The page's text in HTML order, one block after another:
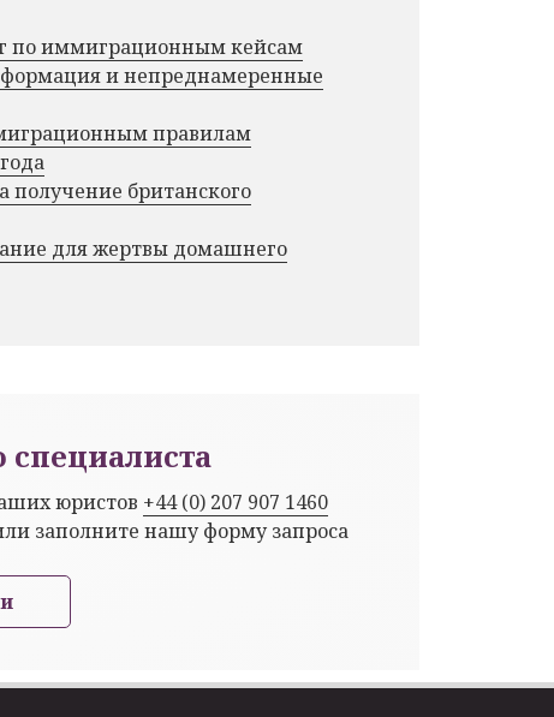
по иммиграционным кейсам
и непреднамеренные
правилам
получение британского
для жертвы домашнего
юристов +44 (0) 207 907 1460
заполните нашу форму запроса